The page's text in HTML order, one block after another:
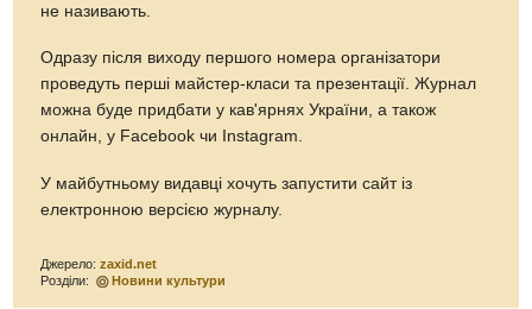
не називають.
Одразу після виходу першого номера організатори
проведуть перші майстер-класи та презентації. Журнал
можна буде придбати у кав'ярнях України, а також
онлайн, у Facebook чи Instagram.
У майбутньому видавці хочуть запустити сайт із
електронною версією журналу.
Джерело:zaxid.net
Розділи:
Новини культури